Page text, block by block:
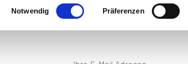
Einwilligungsauswahl
Notwendig Präferenzen
AUF DEM